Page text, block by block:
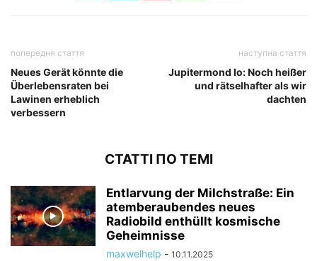
попередня стаття
Neues Gerät könnte die
Überlebensraten bei
Lawinen erheblich
verbessern
наступна стаття
Jupitermond Io: Noch heißer
und rätselhafter als wir
dachten
СТАТТІ ПО ТЕМІ
Entlarvung der Milchstraße: Ein
atemberaubendes neues
Radiobild enthüllt kosmische
Geheimnisse
maxwelhelp - 10.11.2025